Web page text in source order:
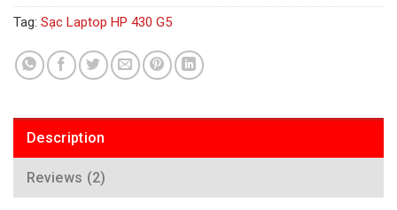
Tag: Sạc Laptop HP 430 G5
Description
Reviews (2)